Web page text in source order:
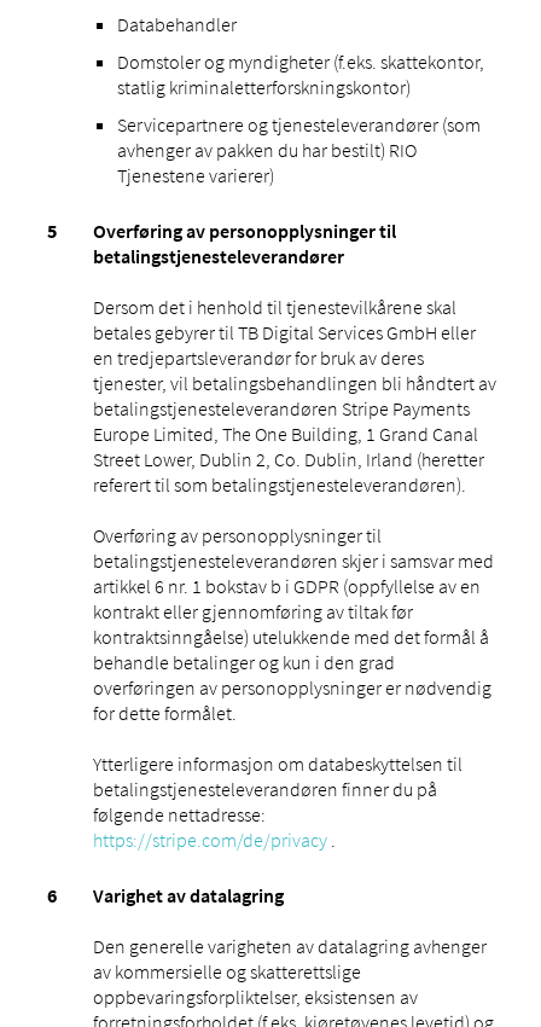
Databehandler
Domstoler og myndigheter (f.eks. skattekontor,
statlig kriminaletterforskningskontor)
Servicepartnere og tjenesteleverandører (som
avhenger av pakken du har bestilt) RIO
Tjenestene varierer)
Overføring av personopplysninger til
betalingstjenesteleverandører
Dersom det i henhold til tjenestevilkårene skal
betales gebyrer til TB Digital Services GmbH eller
en tredjepartsleverandør for bruk av deres
tjenester, vil betalingsbehandlingen bli håndtert av
betalingstjenesteleverandøren Stripe Payments
Europe Limited, The One Building, 1 Grand Canal
Street Lower, Dublin 2, Co. Dublin, Irland (heretter
referert til som betalingstjenesteleverandøren).
Overføring av personopplysninger til
betalingstjenesteleverandøren skjer i samsvar med
artikkel 6 nr. 1 bokstav b i GDPR (oppfyllelse av en
kontrakt eller gjennomføring av tiltak før
kontraktsinngåelse) utelukkende med det formål å
behandle betalinger og kun i den grad
overføringen av personopplysninger er nødvendig
for dette formålet.
Ytterligere informasjon om databeskyttelsen til
betalingstjenesteleverandøren finner du på
følgende nettadresse:
https://stripe.com/de/privacy.
Varighet av datalagring
Den generelle varigheten av datalagring avhenger
av kommersielle og skatterettslige
oppbevaringsforpliktelser, eksistensen av
forretningsforholdet (f.eks. kjøretøyenes levetid) og